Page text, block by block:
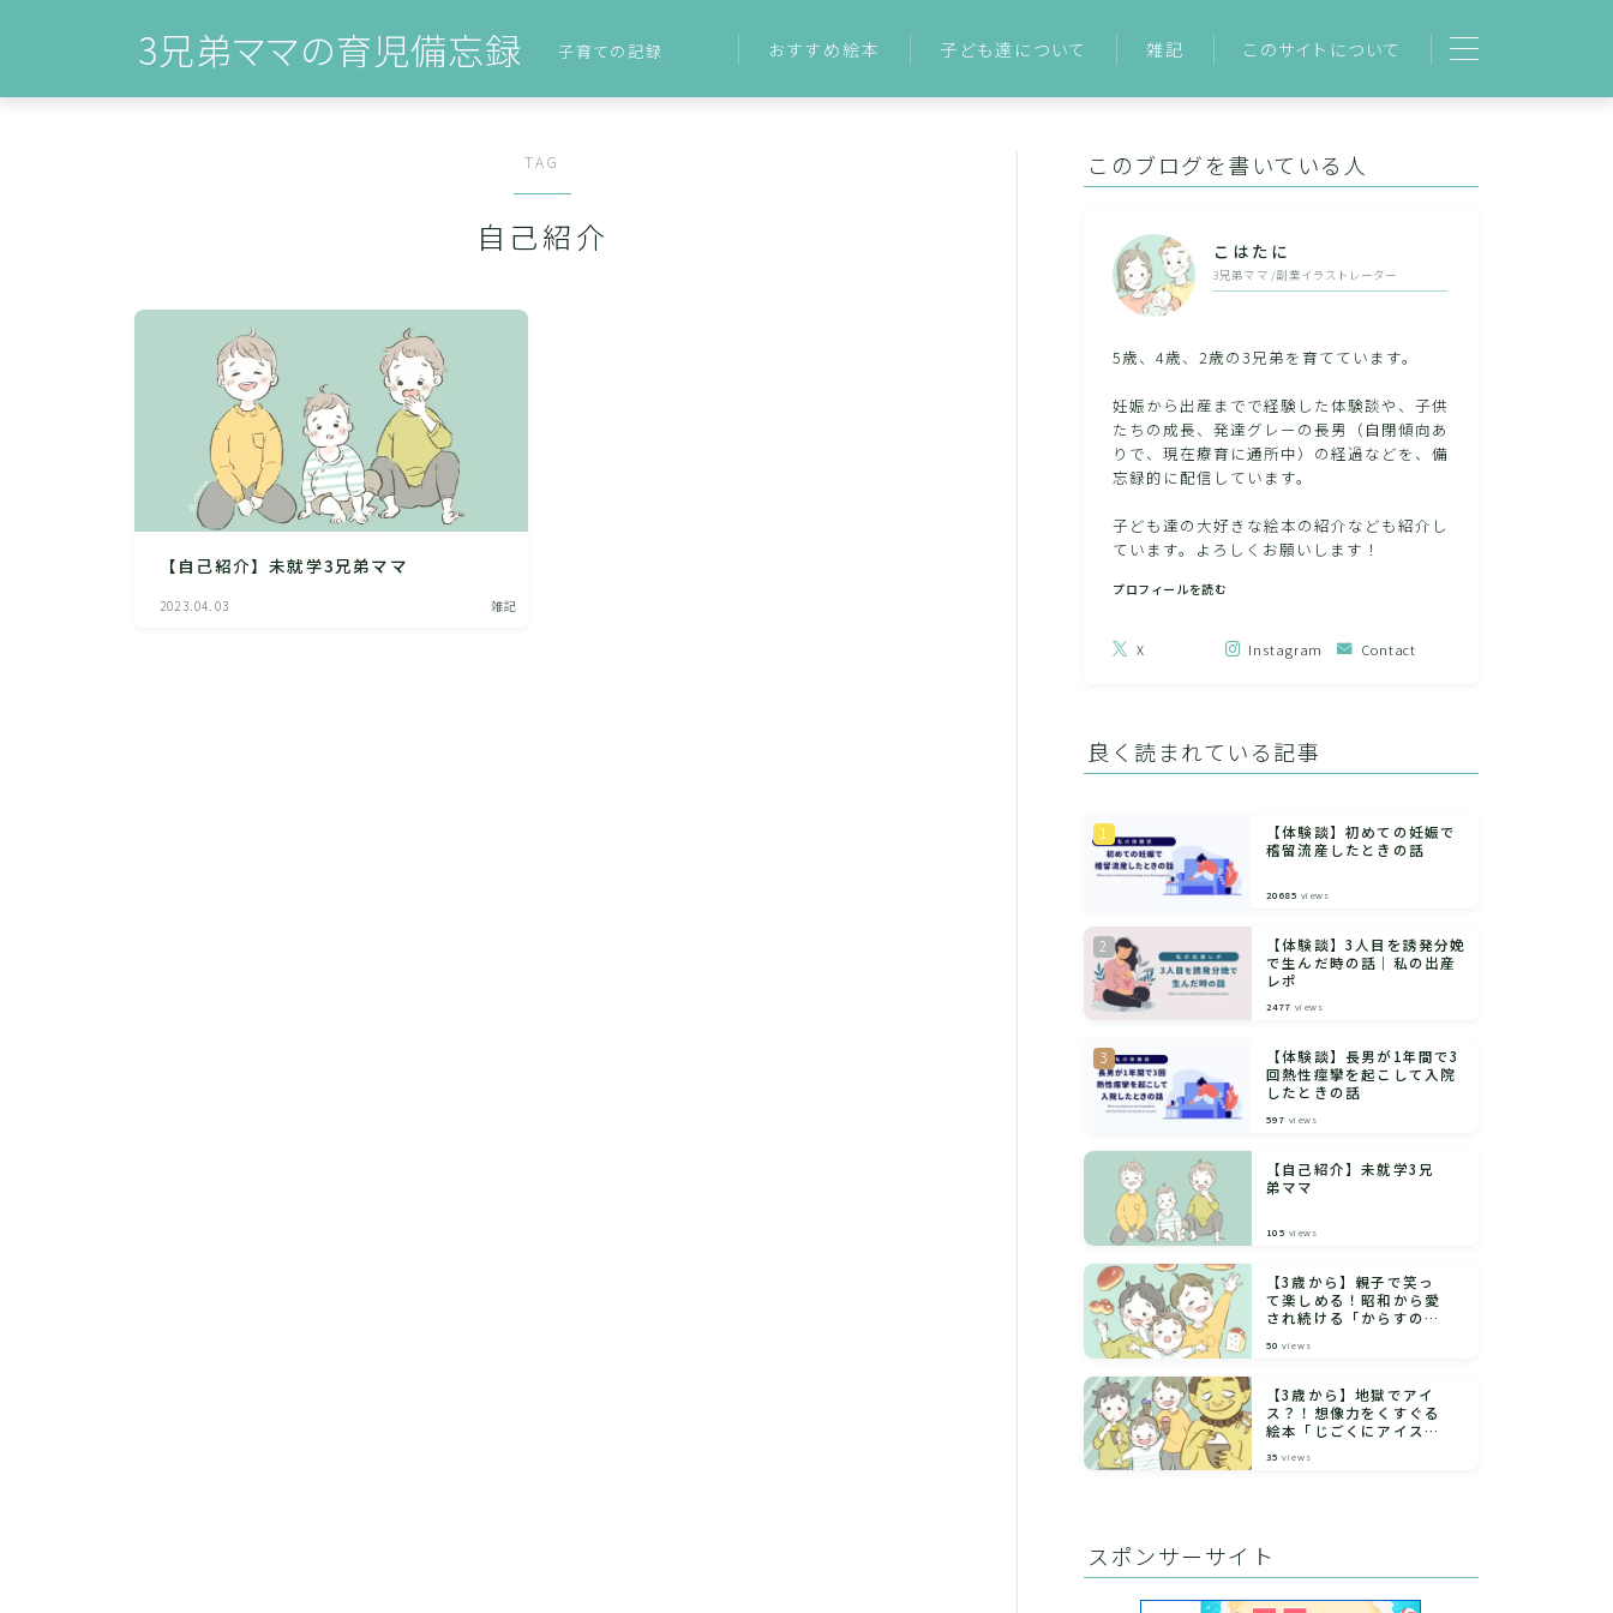
3兄弟ママの育児備忘録 子育ての記録 おすすめ絵本 子ども達について 雑記 このサイトについて
お問い合わせ
プライバシーポリシー
TAG
自己紹介
【自己紹介】未就学3兄弟ママ
2023.04.03 雑記
このブログを書いている人
こはたに
3兄弟ママ /副業イラストレーター
5歳、4歳、2歳の3兄弟を育てています。
妊娠から出産までで経験した体験談や、子供
たちの成長、発達グレーの長男（自閉傾向あ
りで、現在療育に通所中）の経過などを、備
忘録的に配信しています。
子ども達の大好きな絵本の紹介なども紹介し
ています。よろしくお願いします！
プロフィールを読む
X Instagram Contact
良く読まれている記事
【体験談】初めての妊娠で
稽留流産したときの話
20685 views
【体験談】3人目を誘発分娩
で生んだ時の話｜私の出産
レポ
2477 views
【体験談】長男が1年間で3
回熱性痙攣を起こして入院
したときの話
597 views
【自己紹介】未就学3兄
弟ママ
105 views
【3歳から】親子で笑っ
て楽しめる！昭和から愛
され続ける「からすのパ
50 views
【3歳から】地獄でアイ
ス？！想像力をくすぐる
絵本「じごくにアイス」
35 views
スポンサーサイト